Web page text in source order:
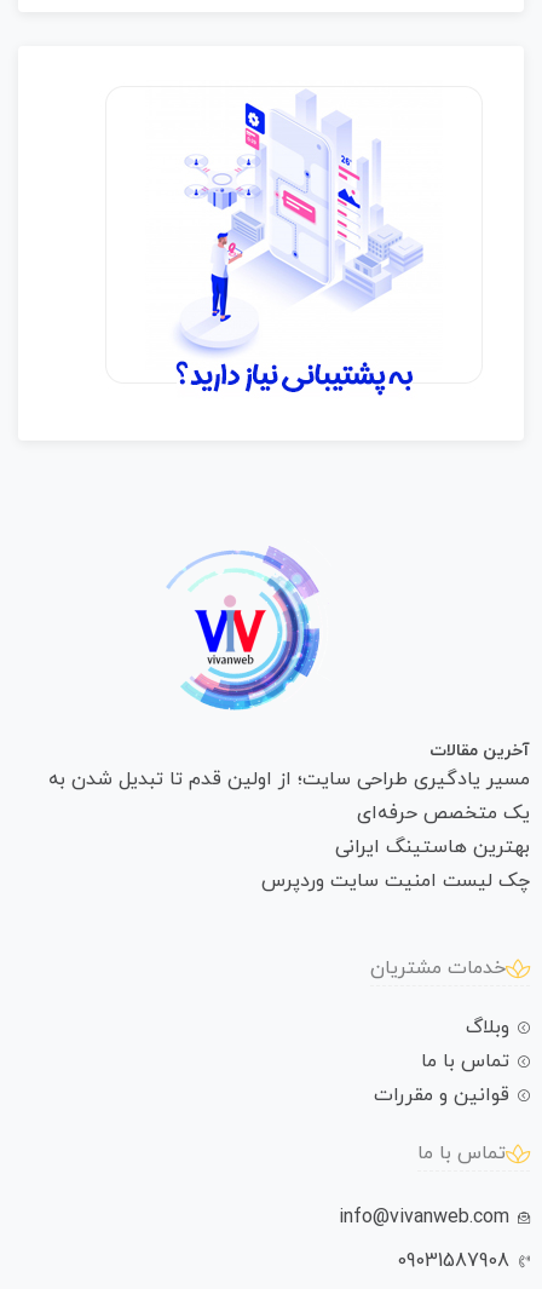
آخرین مقالات
مسیر یادگیری طراحی سایت؛ از اولین قدم تا تبدیل شدن به
یک متخصص حرفه‌ای
بهترین هاستینگ ایرانی
چک لیست امنیت سایت وردپرس
خدمات مشتریان
وبلاگ
تماس با ما
قوانین و مقررات
تماس با ما
info@vivanweb.com
09031587908